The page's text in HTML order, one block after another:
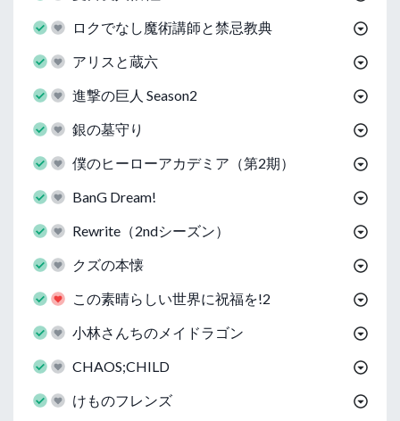
ロクでなし魔術講師と禁忌教典
アリスと蔵六
進撃の巨人 Season2
銀の墓守り
僕のヒーローアカデミア（第2期）
BanG Dream!
Rewrite（2ndシーズン）
クズの本懐
この素晴らしい世界に祝福を!2
小林さんちのメイドラゴン
CHAOS;CHILD
けものフレンズ